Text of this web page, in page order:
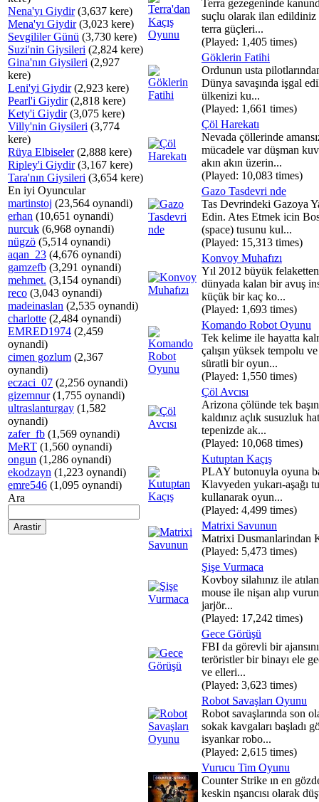
Nena'yı Giydir(3,637 kere)
Mena'yı Giydir(3,023 kere)
Sevgililer Günü (3,730 kere)
Suzi'nin Giysileri (2,824 kere)
Gina'nın Giysileri (2,927
kere)
Leni'yi Giydir(2,923 kere)
Pearl'i Giydir(2,818 kere)
Kety'i Giydir(3,075 kere)
Villy'nin Giysileri (3,774
kere)
Rüya Elbiseler(2,888 kere)
Ripley'i Giydir(3,167 kere)
Tara'nın Giysileri (3,654 kere)
En iyi Oyuncular
martinstoj (23,564 oynandi)
erhan (10,651 oynandi)
nurcuk (6,968 oynandi)
nügzö (5,514 oynandi)
aqan_23 (4,676 oynandi)
gamzefb (3,291 oynandi)
mehmet. (3,154 oynandi)
reco (3,043 oynandi)
madeinaslan (2,535 oynandi)
charlotte (2,484 oynandi)
EMRED1974 (2,459
oynandi)
cimen gozlum (2,367
oynandi)
eczaci_07 (2,256 oynandi)
gizemnur(1,755 oynandi)
ultraslanturgay (1,582
oynandi)
zafer_fb (1,569 oynandi)
MeRT (1,560 oynandi)
ongun (1,286 oynandi)
ekodzayn (1,223 oynandi)
emre546 (1,095 oynandi)
Ara
Terra gezegeninde
suçlu olarak ilan edildiniz
terra güçleri...
(Played: 1,405 times)
Göklerin Fatihi
Ordunun usta
Dünya savaşında işgal
ülkenizi ku...
(Played: 1,661 times)
Çöl Harekatı
Nevada çöllerinde
mücadele var düşman
akın akın üzerin...
(Played: 10,083 times)
Gazo Tasdevri nde
Tas Devrindeki Gazoya
Edin. Ates Etmek icin
(space) tusunu kul...
(Played: 15,313 times)
Konvoy Muhafızı
Yıl 2012 büyük
dünyada kalan bir avuş
küçük bir kaç ko...
(Played: 1,693 times)
Komando Robot Oyunu
Tek kelime ile hayatta
çalışın yüksek tempolu
süratli bir oyun...
(Played: 1,550 times)
Çöl Avcısı
Arizona çölünde tek
kaldınız açlık susuzluk
tepenizde ak...
(Played: 10,068 times)
Kutuptan Kaçış
PLAY butonuyla oyuna
Klavyeden yukarı-aşağı
kullanarak oyun...
(Played: 4,499 times)
Matrixi Savunun
Matrixi Dusmanlarindan
(Played: 5,473 times)
Şişe Vurmaca
Kovboy silahınız ile
mouse ile nişan alıp
jarjör...
(Played: 17,242 times)
Gece Görüşü
FBI da görevli bir
teröristler bir binayı ele
ve elleri...
(Played: 3,623 times)
Robot Savaşları Oyunu
Robot savaşlarında son
sokak kavgaları başladı
isyankar robo...
(Played: 2,615 times)
Vurucu Tim Oyunu
Counter Strike ın en
keskin nşancısı olarak